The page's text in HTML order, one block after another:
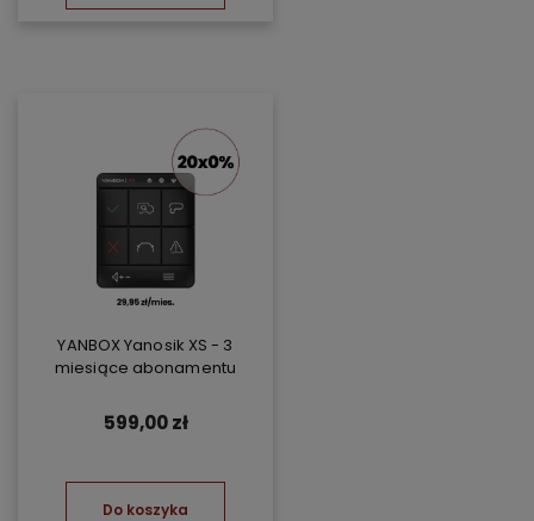
YANBOX Yanosik XS - 3
miesiące abonamentu
599,00 zł
Do koszyka